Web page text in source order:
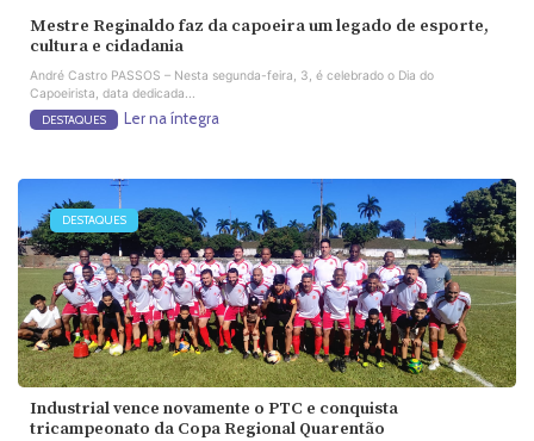
Mestre Reginaldo faz da capoeira um legado de esporte,
cultura e cidadania
André Castro PASSOS – Nesta segunda-feira, 3, é celebrado o Dia do
Capoeirista, data dedicada...
DESTAQUES Ler na íntegra
DESTAQUES
Industrial vence novamente o PTC e conquista
tricampeonato da Copa Regional Quarentão